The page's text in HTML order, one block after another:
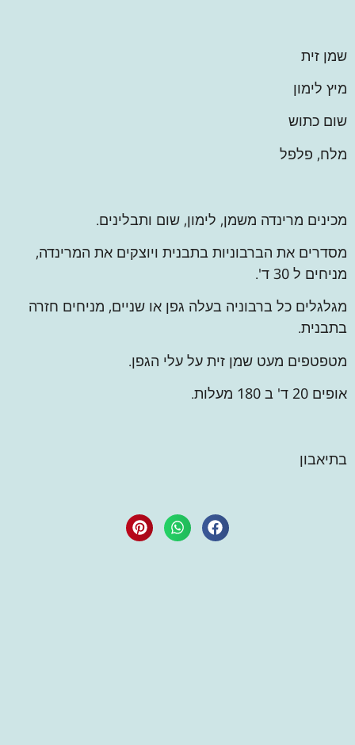
שמן זית
מיץ לימון
שום כתוש
מלח, פלפל
מכינים מרינדה משמן, לימון, שום ותבלינים.
מסדרים את הברבוניות בתבנית ויוצקים את המרינדה,
מניחים ל 30 ד'.
מגלגלים כל ברבוניה בעלה גפן או שניים, מניחים חזרה
בתבנית.
מטפטפים מעט שמן זית על עלי הגפן.
אופים 20 ד' ב 180 מעלות.
בתיאבון